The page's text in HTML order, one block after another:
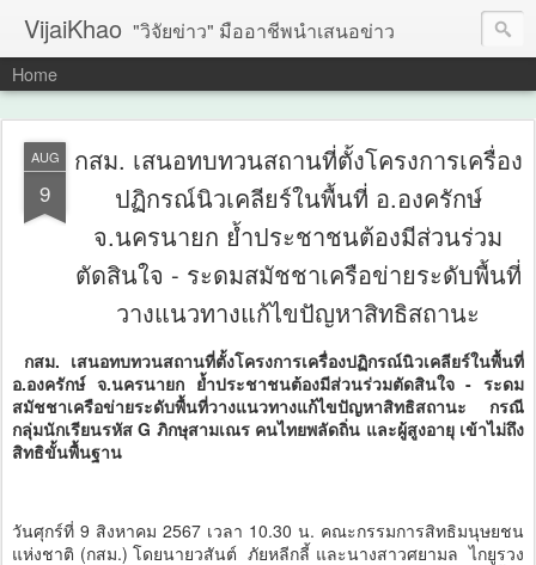
VijaiKhao "วิจัยข่าว" มืออาชีพนำเสนอข่าว
Home
AUG
9
กสม. เสนอทบทวนสถานที่ตั้งโครงการเครื่อง
ปฏิกรณ์นิวเคลียร์ในพื้นที่ อ.องครักษ์
จ.นครนายก ย้ำประชาชนต้องมีส่วนร่วม
ตัดสินใจ - ระดมสมัชชาเครือข่ายระดับพื้นที่
วางแนวทางแก้ไขปัญหาสิทธิสถานะ
กสม. เสนอทบทวนสถานที่ตั้งโครงการเครื่องปฏิกรณ์นิวเคลียร์ในพื้นที่
อ.องครักษ์ จ.นครนายก ย้ำประชาชนต้องมีส่วนร่วมตัดสินใจ - ระดม
สมัชชาเครือข่ายระดับพื้นที่วางแนวทางแก้ไขปัญหาสิทธิสถานะ กรณี
กลุ่มนักเรียนรหัส G ภิกษุสามเณร คนไทยพลัดถิ่น และผู้สูงอายุ เข้าไม่ถึง
สิทธิขั้นพื้นฐาน
วันศุกร์ที่ 9 สิงหาคม 2567 เวลา 10.30 น. คณะกรรมการสิทธิมนุษยชน
แห่งชาติ (กสม.) โดยนายวสันต์ ภัยหลีกลี้ และนางสาวศยามล ไกยูรวง